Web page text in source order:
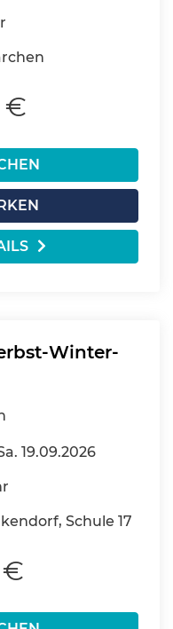
€
Winter-
19.09.2026
Schule 17
€